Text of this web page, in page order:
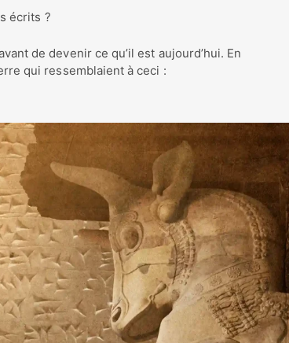
écrits ?
de devenir ce qu’il est aujourd’hui. En
qui ressemblaient à ceci :